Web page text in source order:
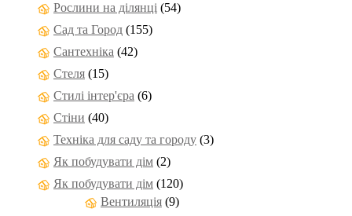
Рослини на ділянці (54)
Сад та Город (155)
Сантехніка (42)
Стеля (15)
Стилі інтер'єра (6)
Стіни (40)
Техніка для саду та городу (3)
Як побудувати дім (2)
Як побудувати дім (120)
Вентиляція (9)